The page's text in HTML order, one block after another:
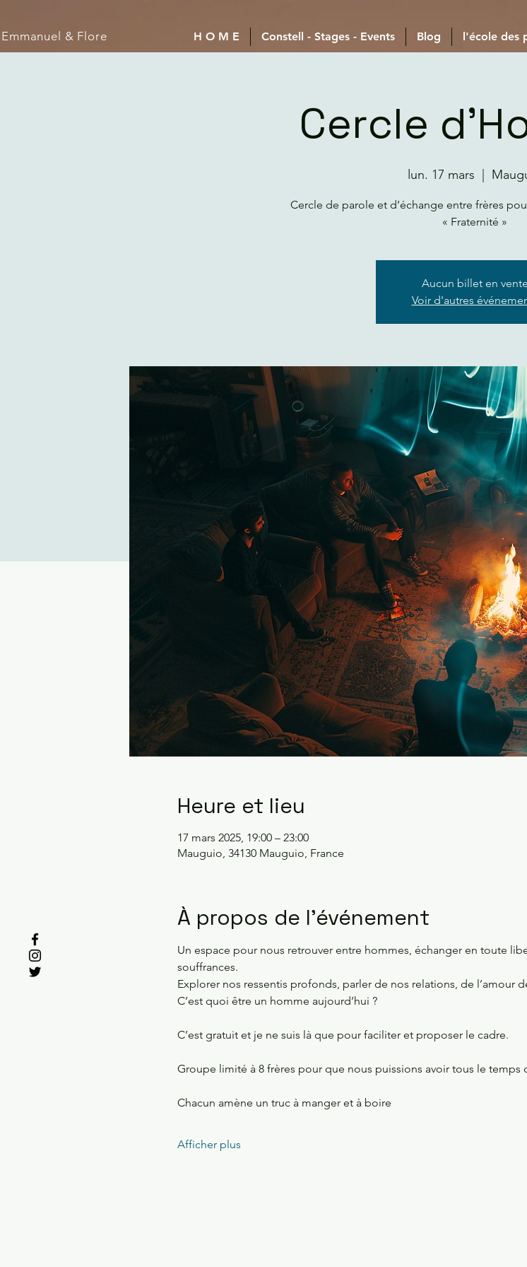
Emmanuel & Flore H O M E Constell - Stages - Events Blog l'école des
Cercle
lun. 17 mars
Cercle de parole et d’échange entre frères
« Fraternité »
Aucun billet en vente
Voir d'autres
Heure et lieu
17 mars 2025, 19:00 – 23:00
Mauguio, 34130 Mauguio, France
À propos de l'événement
Un espace pour nous retrouver entre hommes, échanger en toute
souffrances.
Explorer nos ressentis profonds, parler de nos relations, de l’amour
C’est quoi être un homme aujourd’hui ?
C’est gratuit et je ne suis là que pour faciliter et proposer le cadre.
Groupe limité à 8 frères pour que nous puissions avoir tous le temps
Chacun amène un truc à manger et à boire
Afficher plus